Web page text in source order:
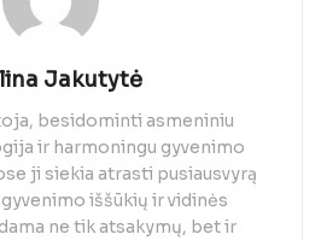
Jakutytė
besidominti asmeniniu
ir harmoningu gyvenimo
ji siekia atrasti pusiausvyrą
iššūkių ir vidinės
ne tik atsakymų, bet ir